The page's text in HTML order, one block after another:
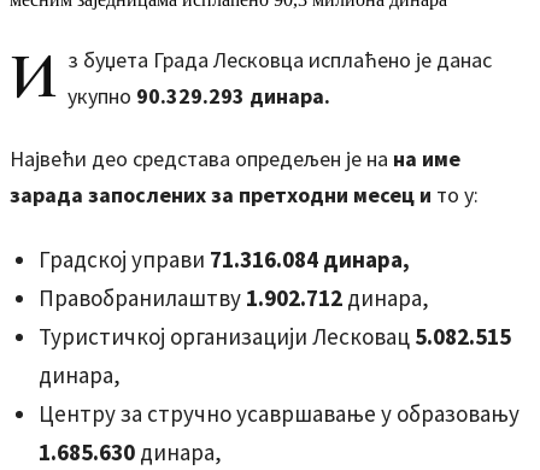
И з буџета Града Лесковца исплаћено је данас
укупно 90.329.293 динара.
Највећи део средстава опредељен је на на име
зарада запосленихза претходни месец и то у:
Градској управи 71.316.084 динарa,
Правобранилаштву 1.902.712 динарa,
Туристичкој организацији Лесковац 5.082.515
динара,
Центру за стручно усавршавање у образовању
1.685.630 динара,